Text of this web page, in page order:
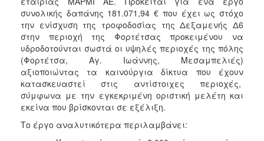
2010
2006
ΤΟΠΟΣ
ΠΟΛΙΤΙΣΜΟΣ
συνολικής δαπάνης 181.071,94 € που έχει ως στόχο
την ενίσχυση της τροφοδοσίας της Δεξαμενής Δ6
στην περιοχή της Φορτέτσας προκειμένου να
υδροδοτούνται σωστά οι υψηλές περιοχές της πόλης
(Φορτέτσα, Αγ. Ιωάννης, Μεσαμπελιές)
αξιοποιώντας τα καινούργια δίκτυα που έχουν
κατασκευαστεί στις αντίστοιχες περιοχές,
σύμφωνα με την εγκεκριμένη οριστική μελέτη και
εκείνα που βρίσκονται σε εξέλιξη.
Το έργο αναλυτικότερα περιλαμβάνει: